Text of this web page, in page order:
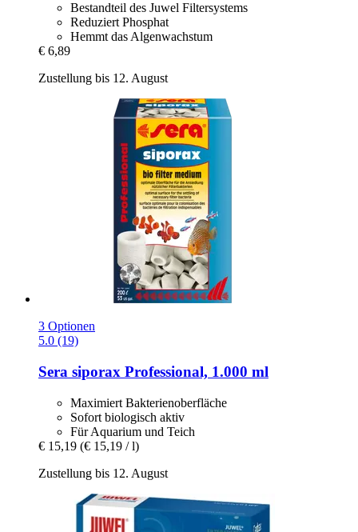
Bestandteil des Juwel Filtersystems
Reduziert Phosphat
Hemmt das Algenwachstum
€ 6,89
Zustellung bis 12. August
3 Optionen
5.0 (19)
Sera siporax Professional, 1.000 ml
Maximiert Bakterienoberfläche
Sofort biologisch aktiv
Für Aquarium und Teich
€ 15,19 (€ 15,19 / l)
Zustellung bis 12. August